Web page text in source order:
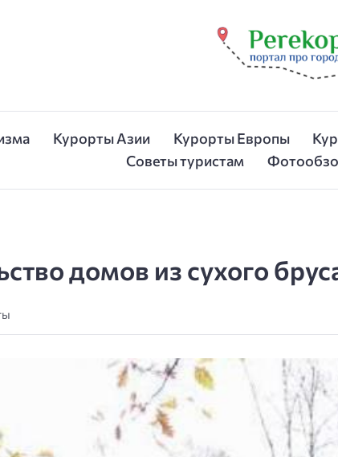
Курорты Азии Курорты Европы
Советы туристам
домов из сухого